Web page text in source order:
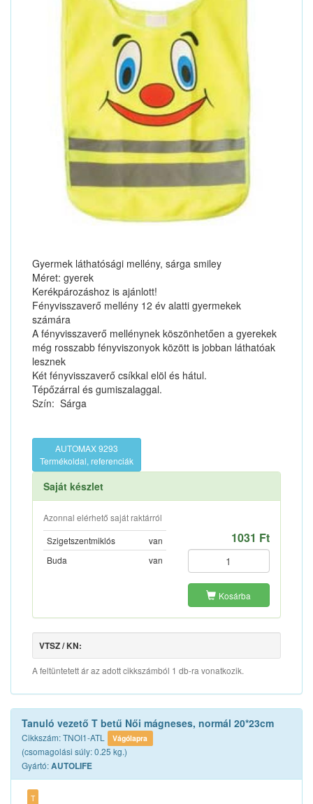
Gyermek láthatósági mellény, sárga smiley
Méret: gyerek
Kerékpározáshoz is ajánlott!
Fényvisszaverő mellény 12 év alatti gyermekek
számára
A fényvisszaverő mellénynek köszönhetően a gyerekek
még rosszabb fényviszonyok között is jobban láthatóak
lesznek
Két fényvisszaverő csíkkal elöl és hátul.
Tépőzárral és gumiszalaggal.
Szín: Sárga
AUTOMAX 9293
Termékoldal, referenciák
Saját készlet
Azonnal elérhető saját raktárról
Szigetszentmiklós
van
Buda
van
1031 Ft
Kosárba
VTSZ / KN:
A feltüntetett ár az adott cikkszámból 1 db-ra vonatkozik.
Tanuló vezető T betű Női mágneses, normál 20*23cm
Cikkszám: TNOI1-ATL Vágólapra
(csomagolási súly: 0.25 kg.)
Gyártó:AUTOLIFE
T